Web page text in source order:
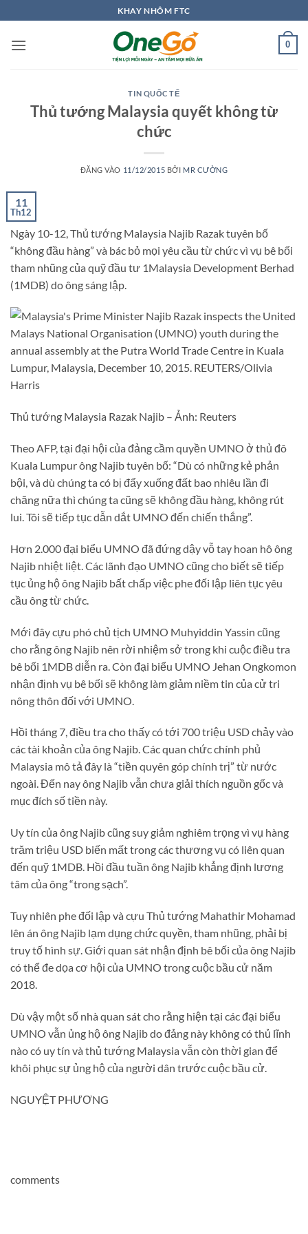
qua
nội
KHAY NHÔM FTC
0
TIN QUỐC TẾ
Thủ tướng Malaysia quyết không từ
chức
ĐĂNG VÀO 11/12/2015 BỞI MR CƯỜNG
11
Th12
Ngày 10-12, Thủ tướng Malaysia Najib Razak tuyên bố
“không đầu hàng” và bác bỏ mọi yêu cầu từ chức vì vụ bê bối
tham nhũng của quỹ đầu tư 1Malaysia Development Berhad
(1MDB) do ông sáng lập.
Thủ tướng Malaysia Razak Najib – Ảnh: Reuters
Theo AFP, tại đại hội của đảng cầm quyền UMNO ở thủ đô
Kuala Lumpur ông Najib tuyên bố: “Dù có những kẻ phản
bội, và dù chúng ta có bị đẩy xuống đất bao nhiêu lần đi
chăng nữa thì chúng ta cũng sẽ không đầu hàng, không rút
lui. Tôi sẽ tiếp tục dẫn dắt UMNO đến chiến thắng”.
Hơn 2.000 đại biểu UMNO đã đứng dậy vỗ tay hoan hô ông
Najib nhiệt liệt. Các lãnh đạo UMNO cũng cho biết sẽ tiếp
tục ủng hộ ông Najib bất chấp việc phe đối lập liên tục yêu
cầu ông từ chức.
Mới đây cựu phó chủ tịch UMNO Muhyiddin Yassin cũng
cho rằng ông Najib nên rời nhiệm sở trong khi cuộc điều tra
bê bối 1MDB diễn ra. Còn đại biểu UMNO Jehan Ongkomon
nhận định vụ bê bối sẽ không làm giảm niềm tin của cử tri
nông thôn đối với UMNO.
Hồi tháng 7, điều tra cho thấy có tới 700 triệu USD chảy vào
các tài khoản của ông Najib. Các quan chức chính phủ
Malaysia mô tả đây là “tiền quyên góp chính trị” từ nước
ngoài. Đến nay ông Najib vẫn chưa giải thích nguồn gốc và
mục đích số tiền này.
Uy tín của ông Najib cũng suy giảm nghiêm trọng vì vụ hàng
trăm triệu USD biến mất trong các thương vụ có liên quan
đến quỹ 1MDB. Hồi đầu tuần ông Najib khẳng định lương
tâm của ông “trong sạch”.
Tuy nhiên phe đối lập và cựu Thủ tướng Mahathir Mohamad
lên án ông Najib lạm dụng chức quyền, tham nhũng, phải bị
truy tố hình sự. Giới quan sát nhận định bê bối của ông Najib
có thể đe dọa cơ hội của UMNO trong cuộc bầu cử năm
2018.
Dù vậy một số nhà quan sát cho rằng hiện tại các đại biểu
UMNO vẫn ủng hộ ông Najib do đảng này không có thủ lĩnh
nào có uy tín và thủ tướng Malaysia vẫn còn thời gian để
khôi phục sự ủng hộ của người dân trước cuộc bầu cử.
NGUYỆT PHƯƠNG
comments